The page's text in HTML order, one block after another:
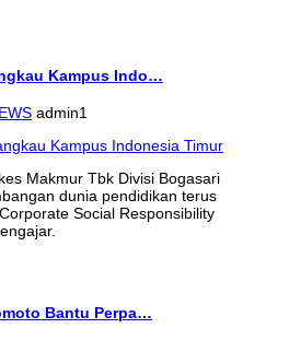
Kampus Indo…
admin1
Makmur Tbk Divisi Bogasari
dunia pendidikan terus
Social Responsibility
Bantu Perpa…